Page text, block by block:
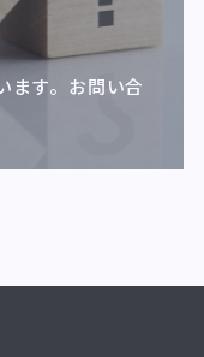
す。 お問い合